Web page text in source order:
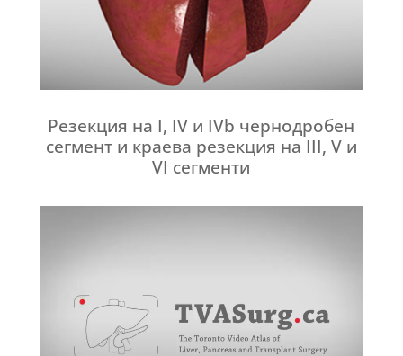
Резекция на I, IV и IVb чернодробен
сегмент и краева резекция на III, V и
VI сегменти